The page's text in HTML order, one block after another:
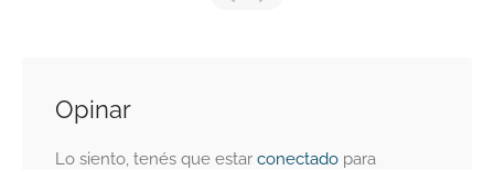
Opinar
Lo siento, tenés que estar conectado para